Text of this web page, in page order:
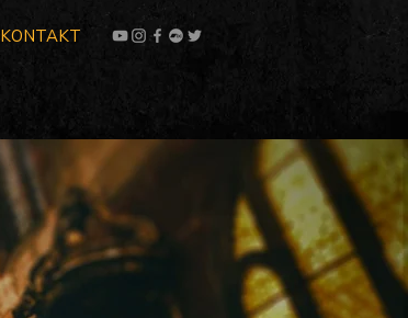
KONTAKT